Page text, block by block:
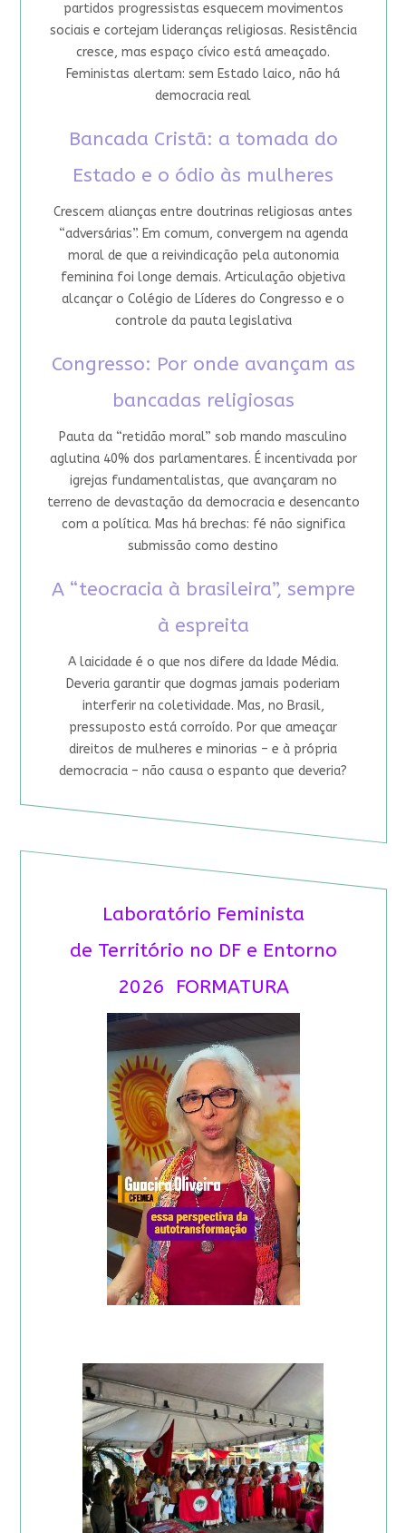
partidos progressistas esquecem movimentos
sociais e cortejam lideranças religiosas. Resistência
cresce, mas espaço cívico está ameaçado.
Feministas alertam: sem Estado laico, não há
democracia real
Bancada Cristã: a tomada do
Estado e o ódio às mulheres
Crescem alianças entre doutrinas religiosas antes
“adversárias”. Em comum, convergem na agenda
moral de que a reivindicação pela autonomia
feminina foi longe demais. Articulação objetiva
alcançar o Colégio de Líderes do Congresso e o
controle da pauta legislativa
Congresso: Por onde avançam as
bancadas religiosas
Pauta da “retidão moral” sob mando masculino
aglutina 40% dos parlamentares. É incentivada por
igrejas fundamentalistas, que avançaram no
terreno de devastação da democracia e desencanto
com a política. Mas há brechas: fé não significa
submissão como destino
A “teocracia à brasileira”, sempre
à espreita
A laicidade é o que nos difere da Idade Média.
Deveria garantir que dogmas jamais poderiam
interferir na coletividade. Mas, no Brasil,
pressuposto está corroído. Por que ameaçar
direitos de mulheres e minorias – e à própria
democracia – não causa o espanto que deveria?
Laboratório Feminista
de Território no DF e Entorno
2026 FORMATURA